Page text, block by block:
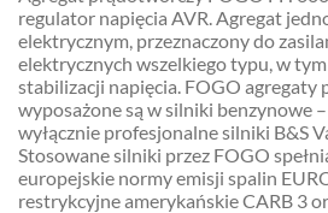
regulator napięcia AVR. Agregat
elektrycznym, przeznaczony do
elektrycznych wszelkiego typu, w
stabilizacji napięcia. FOGO agregaty
wyposażone są w silniki benzynowe
wyłącznie profesjonalne silniki B&S
Stosowane silniki przez FOGO
europejskie normy emisji spalin
restrykcyjne amerykańskie CARB 3